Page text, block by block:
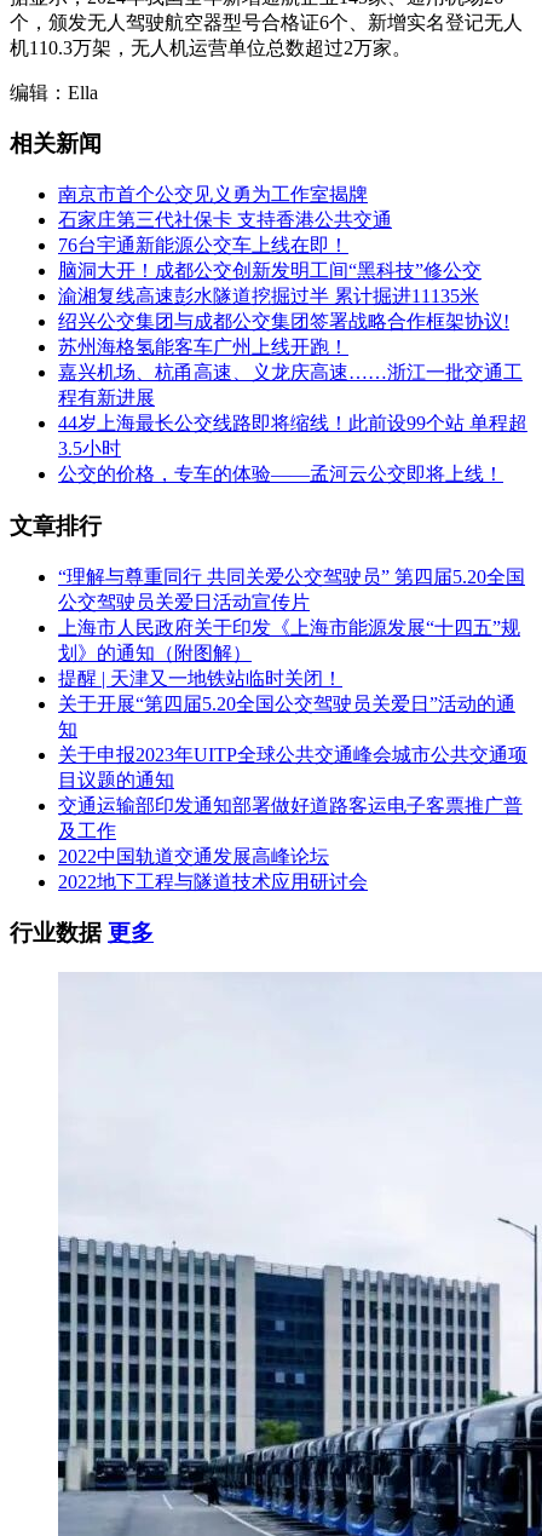
个，颁发无人驾驶航空器型号合格证6个、新增实名登记无人
机110.3万架，无人机运营单位总数超过2万家。
编辑：Ella
相关新闻
南京市首个公交见义勇为工作室揭牌
石家庄第三代社保卡 支持香港公共交通
76台宇通新能源公交车上线在即！
脑洞大开！成都公交创新发明工间“黑科技”修公交
渝湘复线高速彭水隧道挖掘过半 累计掘进11135米
绍兴公交集团与成都公交集团签署战略合作框架协议!
苏州海格氢能客车广州上线开跑！
嘉兴机场、杭甬高速、义龙庆高速……浙江一批交通工
程有新进展
44岁上海最长公交线路即将缩线！此前设99个站 单程超
3.5小时
公交的价格，专车的体验——孟河云公交即将上线！
文章排行
“理解与尊重同行 共同关爱公交驾驶员” 第四届5.20全国
公交驾驶员关爱日活动宣传片
上海市人民政府关于印发《上海市能源发展“十四五”规
划》的通知（附图解）
提醒 | 天津又一地铁站临时关闭！
关于开展“第四届5.20全国公交驾驶员关爱日”活动的通
知
关于申报2023年UITP全球公共交通峰会城市公共交通项
目议题的通知
交通运输部印发通知部署做好道路客运电子客票推广普
及工作
2022中国轨道交通发展高峰论坛
2022地下工程与隧道技术应用研讨会
行业数据更多